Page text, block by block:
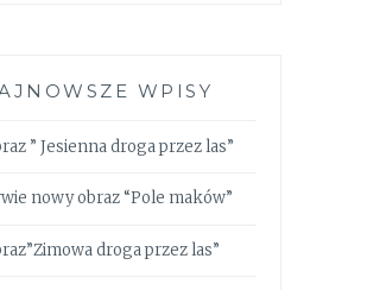
WPISY
” Jesienna droga przez las”
nowy obraz “Pole maków”
droga przez las”